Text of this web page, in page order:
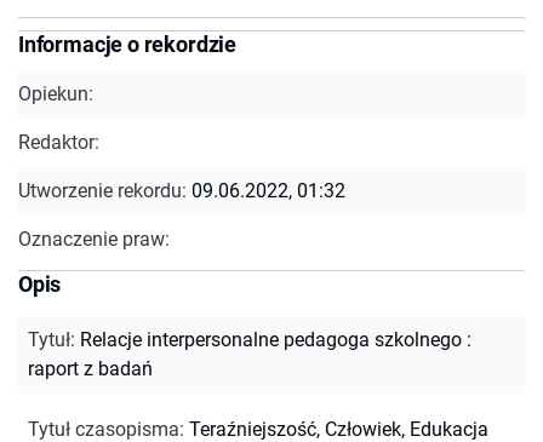
Informacje o rekordzie
Opiekun:
Redaktor:
Utworzenie rekordu: 09.06.2022, 01:32
Oznaczenie praw:
Opis
Tytuł: Relacje interpersonalne pedagoga szkolnego :
raport z badań
Tytuł czasopisma: Teraźniejszość, Człowiek, Edukacja